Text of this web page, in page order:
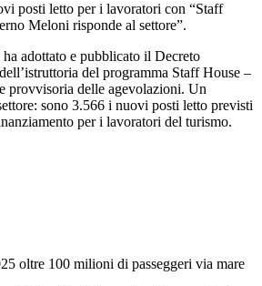
posti letto per i lavoratori con “Staff
Meloni risponde al settore”.
adottato e pubblicato il Decreto
del programma Staff House –
provvisoria delle agevolazioni. Un
sono 3.566 i nuovi posti letto previsti
per i lavoratori del turismo.
oltre 100 milioni di passeggeri via mare